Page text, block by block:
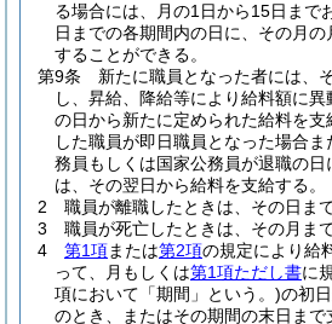
る場合には、月の1日から15日まで
日までの各期間内の日に、その月
することができる。
第9条
新たに職員となった者には、
し、昇給、降給等により給料額に
の日から新たに定められた給料を支
した職員が即日職員となった場合
務員もしくは国家公務員が退職の日
は、その翌日から給料を支給する。
2
職員が離職したときは、その日ま
3
職員が死亡したときは、その月ま
4
第1項または第2項の規定により給
って、月もしくは第1項ただし書に
項において「期間」という。)の初
のとき、またはその期間の末日まで